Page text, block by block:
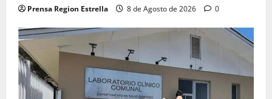
Prensa Region Estrella 8 de Agosto de 2026 0